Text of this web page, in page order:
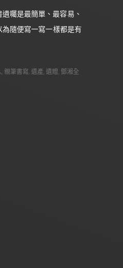
囑是最簡單、最容易、
隨便寫一寫一樣都是有
,親筆書寫,遺產,遺贈, 鄧湘全